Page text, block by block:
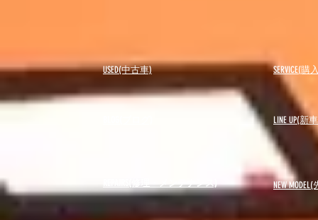
USED(中古車) SERVICE(
LINE UP(新
REPAIRS(修理・メンテナンス) NEW MODEL(